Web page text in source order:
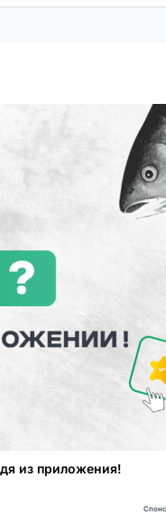
из приложения!